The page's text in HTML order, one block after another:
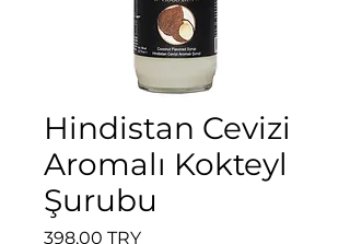
Hindistan Cevizi
Aromalı Kokteyl
Şurubu
398,00 TRYPrix